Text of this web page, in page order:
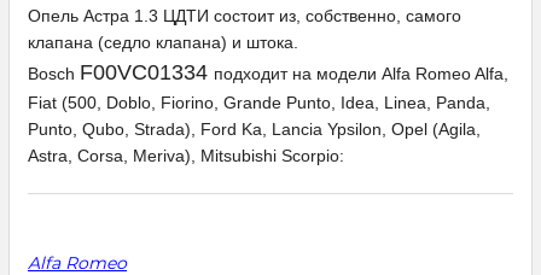
Опель Астра 1.3 ЦДТИ состоит из, собственно, самого
клапана (седло клапана) и штока.
Bosch F00VC01334 подходит на модели Alfa Romeo Alfa,
Fiat (500, Doblo, Fiorino, Grande Punto, Idea, Linea, Panda,
Punto, Qubo, Strada), Ford Ka, Lancia Ypsilon, Opel (Agila,
Astra, Corsa, Meriva), Mitsubishi Scorpio:
Alfa Romeo